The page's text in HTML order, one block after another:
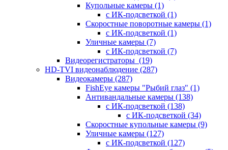
Купольные камеры (1)
с ИК-подсветкой (1)
Скоростные поворотные камеры (1)
с ИК-подсветкой (1)
Уличные камеры (7)
с ИК-подсветкой (7)
Видеорегистраторы (19)
HD-TVI видеонаблюдение (287)
Видеокамеры (287)
FishEye камеры "Рыбий глаз" (1)
Антивандальные камеры (138)
с ИК-подсветкой (138)
с ИК-подсветкой (34)
Скоростные купольные камеры (9)
Уличные камеры (127)
с ИК-подсветкой (127)